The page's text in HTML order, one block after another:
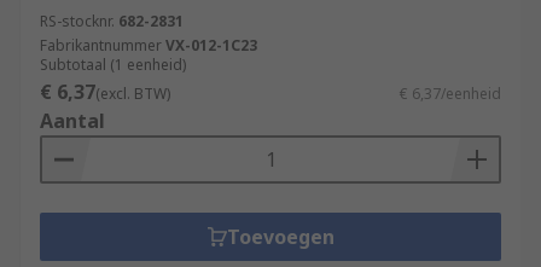
RS-stocknr. 682-2831
FabrikantnummerVX-012-1C23
Subtotaal (1 eenheid)
€ 6,37(excl. BTW) € 6,37/eenheid
Aantal
Toevoegen